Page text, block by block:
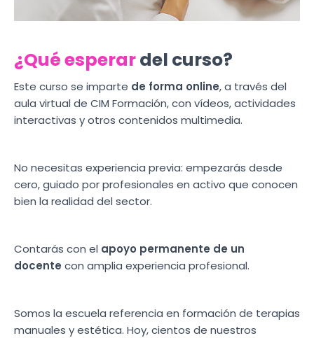
¿Qué esperardel curso?
Este curso se imparte de forma online, a través del
aula virtual de CIM Formación, con vídeos, actividades
interactivas y otros contenidos multimedia.
No necesitas experiencia previa: empezarás desde
cero, guiado por profesionales en activo que conocen
bien la realidad del sector.
Contarás con el apoyo permanente de un
docente con amplia experiencia profesional.
Somos la escuela referencia en formación de terapias
manuales y estética. Hoy, cientos de nuestros